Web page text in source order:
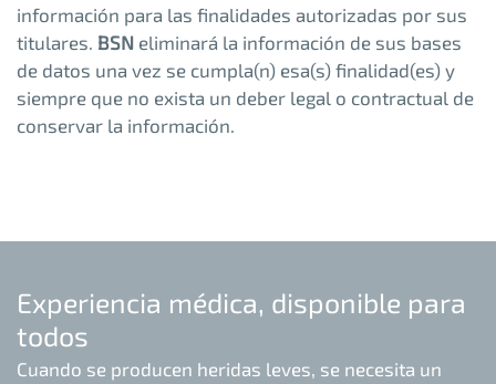
información para las finalidades autorizadas por sus
titulares. BSN eliminará la información de sus bases
de datos una vez se cumpla(n) esa(s) finalidad(es) y
siempre que no exista un deber legal o contractual de
conservar la información.
Experiencia médica, disponible para
todos
Cuando se producen heridas leves, se necesita un